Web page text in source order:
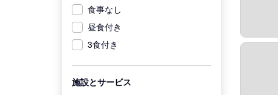
食事なし
昼食付き
3食付き
施設とサービス